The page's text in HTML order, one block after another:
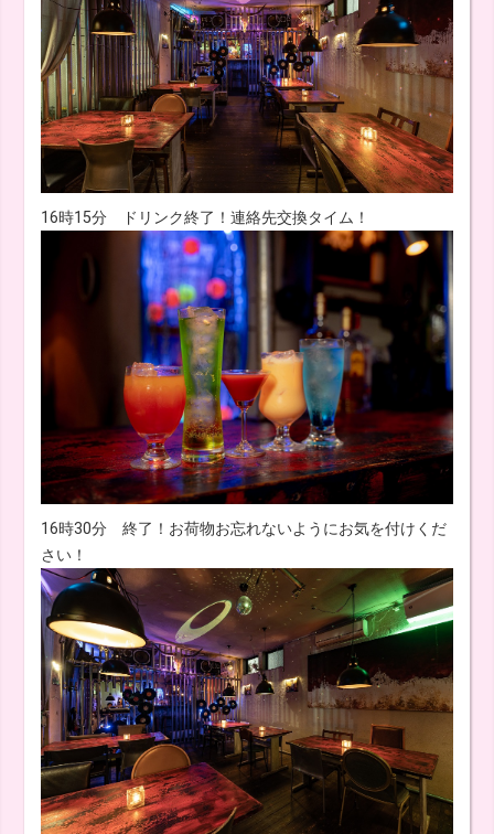
16時15分 ドリンク終了！連絡先交換タイム！
16時30分 終了！お荷物お忘れないようにお気を付けくだ
さい！